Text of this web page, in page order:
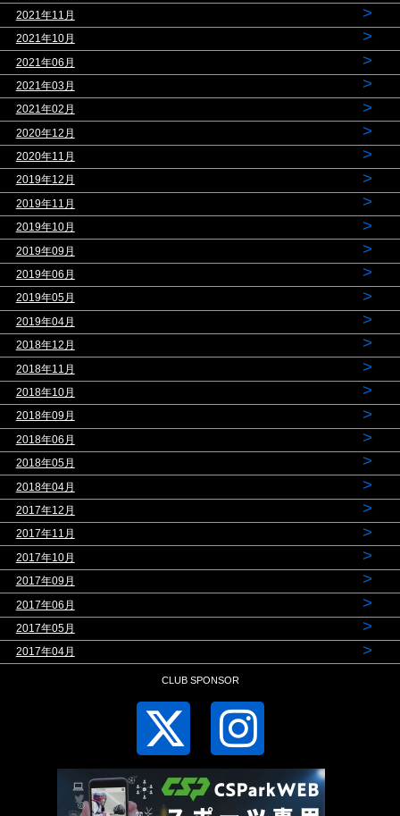
2021年11月 >
2021年10月 >
2021年06月 >
2021年03月 >
2021年02月 >
2020年12月 >
2020年11月 >
2019年12月 >
2019年11月 >
2019年10月 >
2019年09月 >
2019年06月 >
2019年05月 >
2019年04月 >
2018年12月 >
2018年11月 >
2018年10月 >
2018年09月 >
2018年06月 >
2018年05月 >
2018年04月 >
2017年12月 >
2017年11月 >
2017年10月 >
2017年09月 >
2017年06月 >
2017年05月 >
2017年04月 >
CLUB SPONSOR